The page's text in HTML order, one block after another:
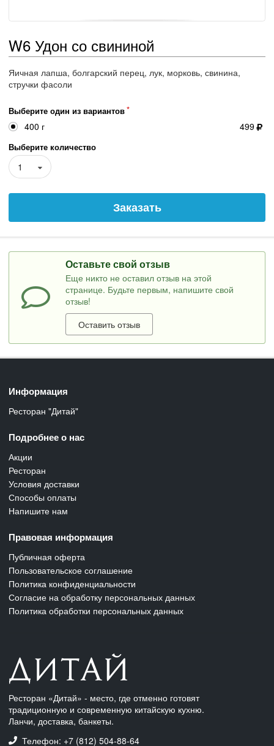
W6 Удон со свининой
Яичная лапша, болгарский перец, лук, морковь, свинина,
стручки фасоли
Выберите один из вариантов
400 г 499
Выберите количество
1
Заказать
Оставьте свой отзыв
Еще никто не оставил отзыв на этой
странице. Будьте первым, напишите свой
отзыв!
Оставить отзыв
Информация
Ресторан "Дитай"
Подробнее о нас
Акции
Ресторан
Условия доставки
Способы оплаты
Напишите нам
Правовая информация
Публичная оферта
Пользовательское соглашение
Политика конфиденциальности
Согласие на обработку персональных данных
Политика обработки персональных данных
Ресторан «Дитай» - место, где отменно готовят
традиционную и современную китайскую кухню.
Ланчи, доставка, банкеты.
Телефон: +7 (812) 504-88-64